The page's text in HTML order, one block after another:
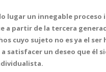
lugar un innegable
a partir de la tercera
cuyo sujeto no es ya el
satisfacer un deseo que él